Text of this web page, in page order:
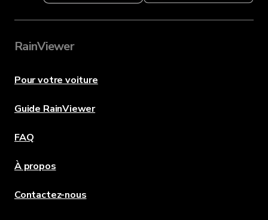
RainViewer
Pour votre voiture
Guide RainViewer
FAQ
À propos
Contactez-nous